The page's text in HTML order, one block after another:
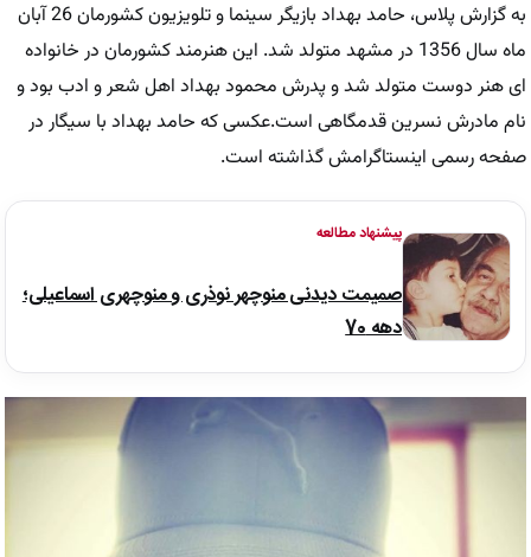
به گزارش پلاس، حامد بهداد بازیگر سینما و تلویزیون کشورمان 26 آبان
ماه سال 1356 در مشهد متولد شد. این هنرمند کشورمان در خانواده
ای هنر دوست متولد شد و پدرش محمود بهداد اهل شعر و ادب بود و
نام مادرش نسرین قدمگاهی است.عکسی که حامد بهداد با سیگار در
صفحه رسمی اینستاگرامش گذاشته است.
پیشنهاد مطالعه
صمیمت دیدنی منوچهر نوذری و منوچهری اسماعیلی؛
دهه 70